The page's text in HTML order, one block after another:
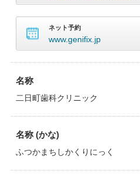
ネット予約
www.genifix.jp
名称
二日町歯科クリニック
名称 (かな)
ふつかまちしかくりにっく